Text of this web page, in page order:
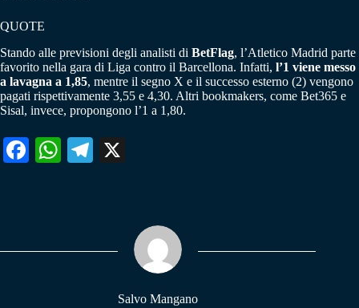
QUOTE
Stando alle previsioni degli analisti di BetFlag, l’Atletico Madrid parte
favorito nella gara di Liga contro il Barcellona. Infatti, l’1 viene messo
a lavagna a 1,85, mentre il segno X e il successo esterno (2) vengono
pagati rispettivamente 3,55 e 4,30. Altri bookmakers, come Bet365 e
Sisal, invece, propongono l’1 a 1,80.
Fa W
pp
Te
m
Salvo Mangano